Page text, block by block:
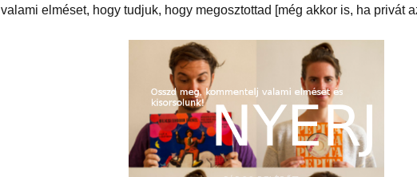
valami elméset, hogy tudjuk, hogy megosztottad [még akkor is, ha privát